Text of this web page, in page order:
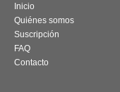
Inicio
Quiénes somos
Suscripción
FAQ
Contacto